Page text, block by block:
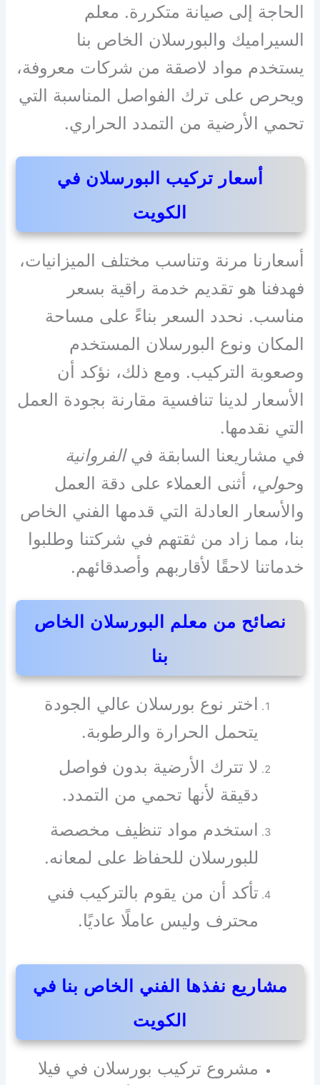
الحاجة إلى صيانة متكررة. معلم
السيراميك والبورسلان الخاص بنا
يستخدم مواد لاصقة من شركات معروفة،
ويحرص على ترك الفواصل المناسبة التي
تحمي الأرضية من التمدد الحراري.
أسعار تركيب البورسلان في
الكويت
أسعارنا مرنة وتناسب مختلف الميزانيات،
فهدفنا هو تقديم خدمة راقية بسعر
مناسب. نحدد السعر بناءً على مساحة
المكان ونوع البورسلان المستخدم
وصعوبة التركيب. ومع ذلك، نؤكد أن
الأسعار لدينا تنافسية مقارنة بجودة العمل
التي نقدمها.
في مشاريعنا السابقة فيالفروانية
وحولي، أثنى العملاء على دقة العمل
والأسعار العادلة التي قدمها الفني الخاص
بنا، مما زاد من ثقتهم في شركتنا وطلبوا
خدماتنا لاحقًا لأقاربهم وأصدقائهم.
نصائح من معلم البورسلان الخاص
بنا
اختر نوع بورسلان عالي الجودة
يتحمل الحرارة والرطوبة.
لا تترك الأرضية بدون فواصل
دقيقة لأنها تحمي من التمدد.
استخدم مواد تنظيف مخصصة
للبورسلان للحفاظ على لمعانه.
تأكد أن من يقوم بالتركيب فني
محترف وليس عاملًا عاديًا.
مشاريع نفذها الفني الخاص بنا في
الكويت
مشروع تركيب بورسلان في فيلا